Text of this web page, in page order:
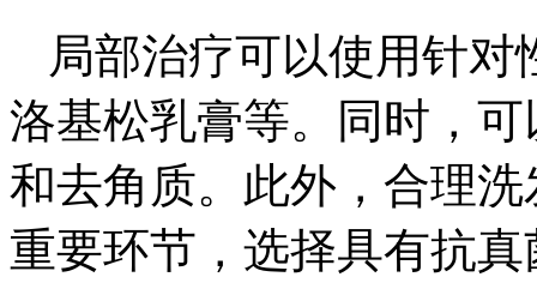
局部治疗可以使用针对
洛基松乳膏等。同时，
和去角质。此外，合理
重要环节，选择具有抗